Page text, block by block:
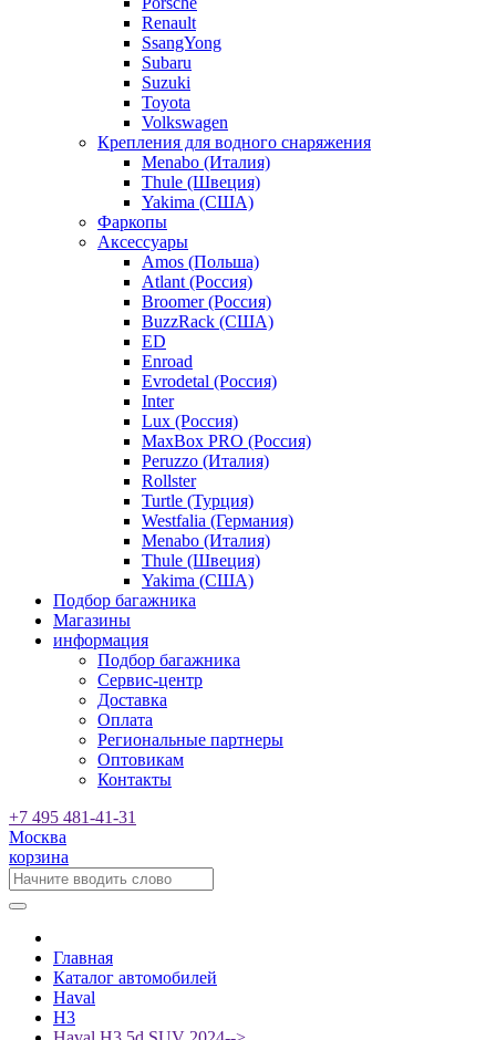
Renault
SsangYong
Subaru
Suzuki
Toyota
Volkswagen
Крепления для водного снаряжения
Menabo (Италия)
Thule (Швеция)
Yakima (США)
Фаркопы
Аксессуары
Amos (Польша)
Atlant (Россия)
Broomer (Россия)
BuzzRack (США)
ED
Enroad
Evrodetal (Россия)
Inter
Lux (Россия)
MaxBox PRO (Россия)
Peruzzo (Италия)
Rollster
Turtle (Турция)
Westfalia (Германия)
Menabo (Италия)
Thule (Швеция)
Yakima (США)
Подбор багажника
Магазины
информация
Подбор багажника
Сервис-центр
Доставка
Оплата
Региональные партнеры
Оптовикам
Контакты
+7 495 481-41-31
Москва
корзина
Главная
Каталог автомобилей
Haval
H3